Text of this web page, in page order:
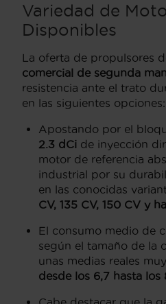
Variedad de
Disponibles
La oferta de propulsores
comercial de segunda
resistencia ante el trato
en las siguientes opciones:
Apostando por el
2.3 dCi de inyección
motor de referencia
industrial por su
en las conocidas
CV, 135 CV, 150 CV y
El consumo medio de
según el tamaño de la
unas medias reales
desde los 6,7 hasta los